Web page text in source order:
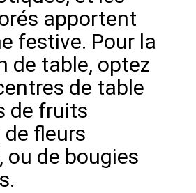
apportent
festive. Pour la
de table, optez
de table
de fruits
fleurs
ou de bougies